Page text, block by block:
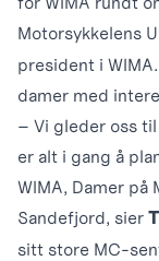
Motorsykkelens
president i
damer med
– Vi gleder oss
er alt i gang å
WIMA, Damer på
Sandefjord, sier
sitt store MC-